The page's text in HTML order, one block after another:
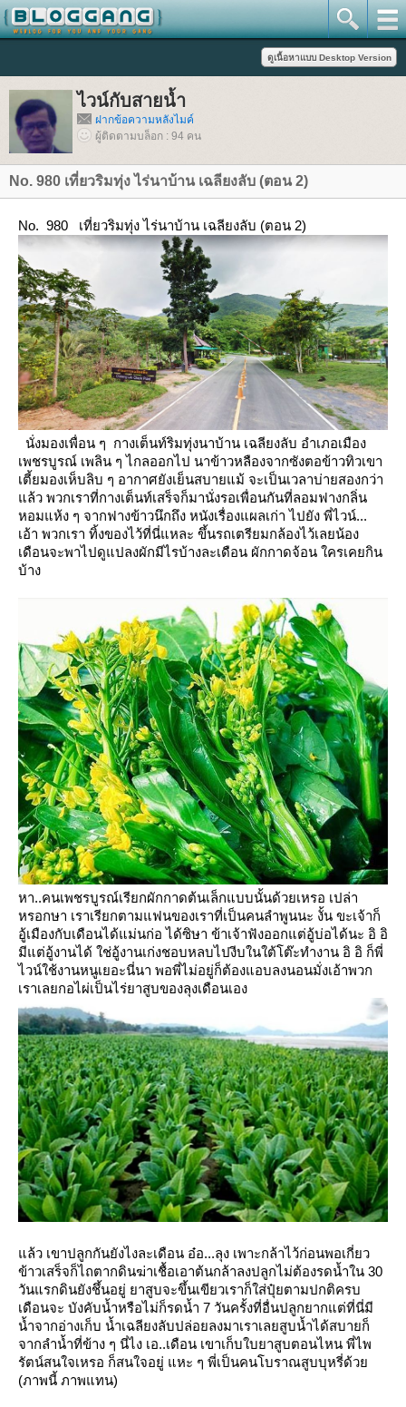
ไวน์กับสายน้ำ
ฝากข้อความหลังไมค์
ผู้ติดตามบล็อก : 94 คน
No. 980 เที่ยวริมทุ่ง ไร่นาบ้าน เฉลียงลับ (ตอน 2)
No. 980 เที่ยวริมทุ่ง ไร่นาบ้าน เฉลียงลับ (ตอน 2)
นั่งมองเพื่อน ๆ กางเต็นท์ริมทุ่งนาบ้าน เฉลียงลับ อำเภอเมือง
เพชรบูรณ์ เพลิน ๆ ไกลออกไป นาข้าวหลืองจากซังตอข้าวทิวเขา
เตี้ยมองเห็บลิบ ๆ อากาศยังเย็นสบายแม้ จะเป็นเวลาบ่ายสองกว่า
ล้ว พวกเราที่กางเต็นท์เสร็จก็มานั่งรอเพื่อนกันที่ลอมฟางกลิ่น
หอมแห้ง ๆ จากฟางข้าวนึกถึง หนังเรื่องแผลเก่า ไปยัง พี่ไวน์...
เอ้า พวกเรา ทิ้งของไว้ที่นี่แหละ ขึ้นรถเตรียมกล้องไว้เลยน้อง
เดือนจะพาไปดูแปลงผักมีไรบ้างละเดือน ผักกาดจ้อน ใครเคยกิน
บ้าง
หา..คนเพชรบูรณ์เรียกผักกาดต้นเล็กแบบนั้นด้วยเหรอ เปล่า
หรอกษา เราเรียกตามแฟนของเราที่เป็นคนลำพูนนะ งั้น ขะเจ้าก็
อู้เมืองกับเดือนได้แม่นก่อ ได้ซิษา ข้าเจ้าฟังออกแต่อู้บ่อได้นะ อิ อิ
มีแต่อู้งานได้ ช่อู้งานเก่งชอบหลบไปงีบในใต้โต๊ะทำงาน อิ อิ ก็พี่
ไวน์ใช้งานหนูเยอะนี่นา พอพี่ไม่อยู่ก็ต้องแอบลงนอนมั่งเอ้าพวก
เราเลยกอไผ่เป็นไร่ยาสูบของลุงเดือนเอง
ล้ว เขาปลูกกันยังไงละเดือน อ๋อ...ลุง เพาะกล้าไว้ก่อนพอเกี่ยว
ข้าวเสร็จก็ไถตากดินฆ่าเชื้อเอาต้นกล้าลงปลูกไม่ต้องรดน้ำใน 30
วันแรกดินยังชึ้นอยู่ าสูบจะขึ้นเขียวเราก็ใส่ปุ๋ยตามปกติครบ
เดือนจะ บังคับน้ำหรือไม่ก็รดน้ำ 7 วันครั้งที่อื่นปลูกยากแต่ที่นี่มี
น้ำจากอ่างเก็บ น้ำเฉลียงลับปล่อยลงมาเราเลยสูบน้ำได้สบายก็
จากลำน้ำที่ข้าง ๆ นี่ไง เอ..เดือน เขาเก็บใบยาสูบตอนไหน พี่ไพ
รัตน์สนใจเหรอ ก็สนใจอยู่ แหะ ๆ พี่เป็นคนโบราณสูบบุหรี่ด้ว
(ภาพนี้ ภาพแทน)